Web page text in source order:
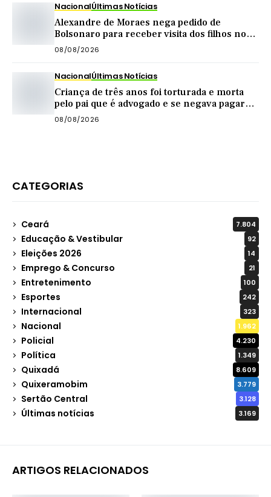
NacionalÚltimas Notícias
Alexandre de Moraes nega pedido de
Bolsonaro para receber visita dos filhos no
dia dos pais
08/08/2026
NacionalÚltimas Notícias
Criança de três anos foi torturada e morta
pelo pai que é advogado e se negava pagar
pensão
08/08/2026
CATEGORIAS
Ceará 7.804
Educação & Vestibular 92
Eleições 2026 14
Emprego & Concurso 21
Entretenimento 100
Esportes 242
Internacional 323
Nacional 1.962
Policial 4.230
Política 1.349
Quixadá 8.609
Quixeramobim 3.779
Sertão Central 3.128
Últimas notícias 3.169
ARTIGOS RELACIONADOS